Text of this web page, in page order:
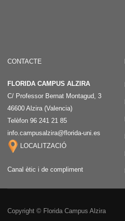
CONTACTE
FLORIDA CAMPUS ALZIRA
C/ Professor Bernat Montagud, 3
46600 Alzira (Valencia)
Telèfon 96 241 21 85
info.campusalzira@florida-uni.es
LOCALITZACIÓ
Canal ètic i de compliment
Copyright © Florida Campus Alzira